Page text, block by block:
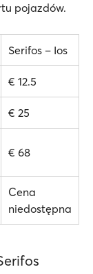
pojazdów.
Serifos – Ios
€ 12.5
€ 25
€ 68
Cena
niedostępna